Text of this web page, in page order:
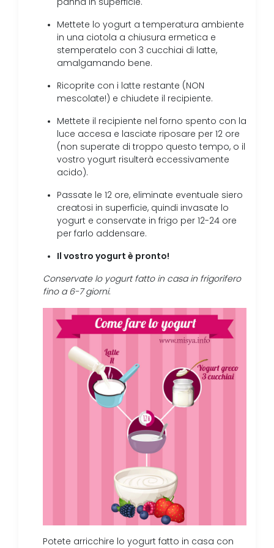
panna in superficie.
Mettete lo yogurt a temperatura ambiente
in una ciotola a chiusura ermetica e
stemperatelo con 3 cucchiai di latte,
amalgamando bene.
Ricoprite con i latte restante (NON
mescolate!) e chiudete il recipiente.
Mettete il recipiente nel forno spento con la
luce accesa e lasciate riposare per 12 ore
(non superate di troppo questo tempo, o il
vostro yogurt risulterà eccessivamente
acido).
Passate le 12 ore, eliminate eventuale siero
creatosi in superficie, quindi invasate lo
yogurt e conservate in frigo per 12-24 ore
per farlo addensare.
Il vostro yogurt è pronto!
Conservate lo yogurt fatto in casa in frigorifero
fino a 6-7 giorni.
Potete arricchire lo yogurt fatto in casa con